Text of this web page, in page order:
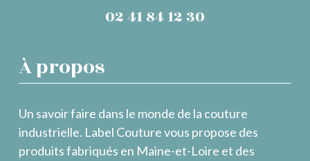
02 41 84 12 30
À propos
Un savoir faire dans le monde de la couture
industrielle. Label Couture vous propose des
produits fabriqués en Maine-et-Loire et des